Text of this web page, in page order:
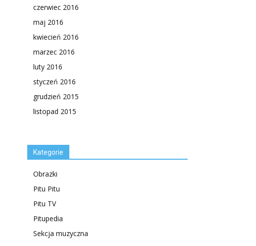
czerwiec 2016
maj 2016
kwiecień 2016
marzec 2016
luty 2016
styczeń 2016
grudzień 2015
listopad 2015
Kategorie
Obrazki
Pitu Pitu
Pitu TV
Pitupedia
Sekcja muzyczna